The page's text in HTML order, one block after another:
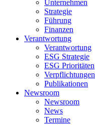
Unternehmen
Strategie
Führung
Finanzen
Verantwortung
Verantwortung
ESG Strategie
ESG Prioritäten
Verpflichtungen
Publikationen
Newsroom
Newsroom
News
Termine